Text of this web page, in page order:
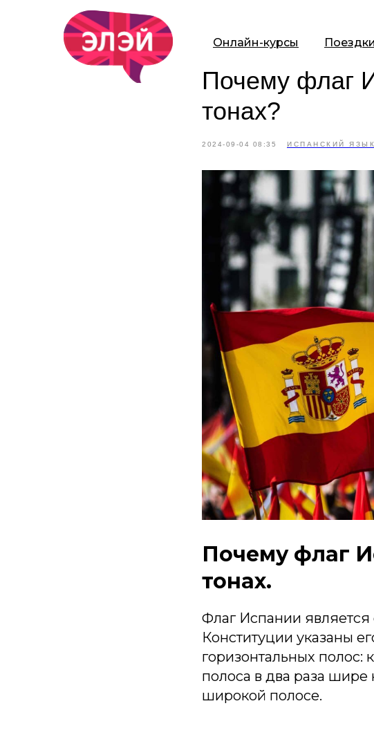
Поездки
Онлайн-курсы
Почему флаг
тонах?
2024-09-04 08:35 ИСПАНСКИЙ ЯЗЫК
Почему флаг
тонах.
Флаг Испании является
Конституции указаны
горизонтальных полос:
полоса в два раза
широкой полосе.